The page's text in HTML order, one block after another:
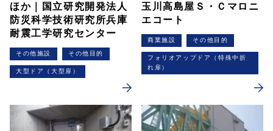
ほか｜国立研究開発法人
防災科学技術研究所兵庫
耐震工学研究センター
その他施設 その他目的
大型ドア（大型扉）
玉川高島屋Ｓ・Ｃマロニ
エコート
商業施設 その他目的
フォリオアップドア（特殊中折
れ扉）